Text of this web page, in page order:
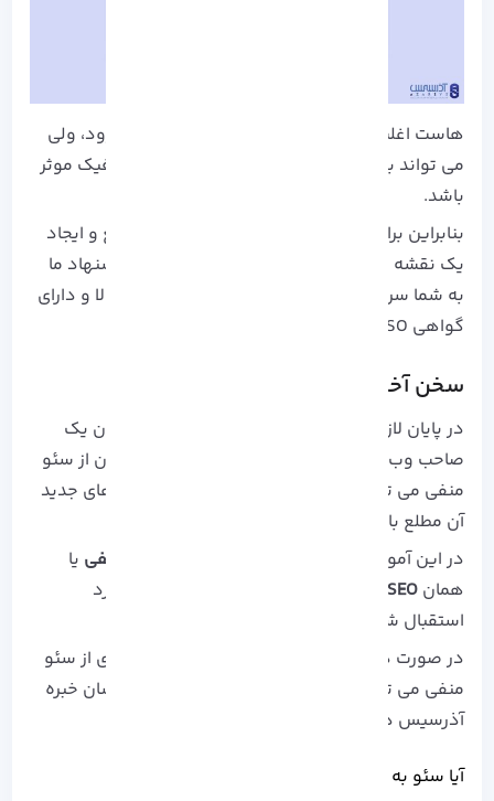
هاست اغلب به یک عامل برای سئو به شمار نمی رود، ولی
می تواند به طور قابل توجه ای در رتبه بندی و ترافیک موثر
باشد.
بنابراین برای امنیت، سرعت، به روز رسانی به موقع و ایجاد
یک نقشه راه خوب SEO روی یک بستر مطمئن پیشنهاد ما
به شما سرور مجازی
با کیفیت بالا و دارای
گواهی ISO آذرسیس است.
سخن آخر
در پایان لازم به ذکر است بهترین کاری که به عنوان یک
صاحب وب سایت و کسب و کار در جهت امان ماندن از سئو
منفی می توانید انجام دهید این است، که از راه های جدید
آن مطلع باشید.
در این آموزش نیز سعی در توضیح عنوان
سئو منفی یا
همانNegative SEO
را داشتیم، که امیدواریم مورد
استقبال شما عزیزان قرار گرفته باشد.
در صورت داشتن هرگونه سوال در مورد پیشگیری از سئو
منفی می توانید از قسمت ارسال نظرات با کارشناسان خبره
آذرسیس در ارتباط باشید.
آیا سئو به بروز رسانی نیاز دارد؟